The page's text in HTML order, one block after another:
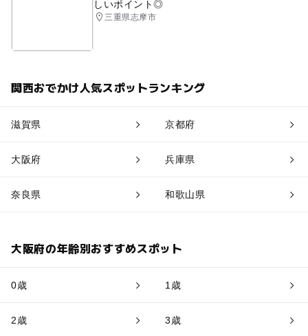
しいポイント◎
三重県志摩市
関西おでかけ人気スポットランキング
滋賀県 京都府
大阪府 兵庫県
奈良県 和歌山県
大阪府の年齢別おすすめスポット
0歳 1歳
2歳 3歳